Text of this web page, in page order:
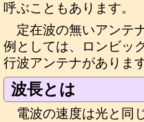
呼ぶこともあります。
定在波の無いアンテ
例としては、ロンビッ
行波アンテナがあります
波長とは
電波の速度は光と同